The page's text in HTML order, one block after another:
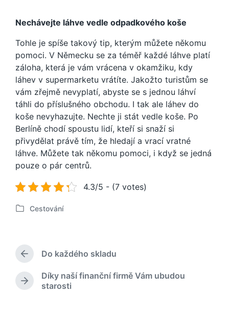
Nechávejte láhve vedle odpadkového koše
Tohle je spíše takový tip, kterým můžete někomu
pomoci. V Německu se za téměř každé láhve platí
záloha, která je vám vrácena v okamžiku, kdy
láhev v supermarketu vrátíte. Jakožto turistům se
vám zřejmě nevyplatí, abyste se s jednou láhví
táhli do příslušného obchodu. I tak ale láhev do
koše nevyhazujte. Nechte ji stát vedle koše. Po
Berlíně chodí spoustu lidí, kteří si snaží si
přivydělat právě tím, že hledají a vrací vratné
láhve. Můžete tak někomu pomoci, i když se jedná
pouze o pár centrů.
4.3/5 - (7 votes)
P
i
o
v
Cestování
P
e
d
Do každého skladu
N
Díky naší finanční firmě Vám ubudou
starosti